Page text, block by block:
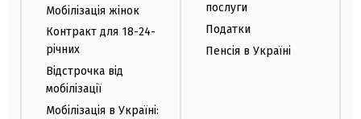
Мобілізація жінок
Контракт для 18-24-
річних
Відстрочка від
мобілізації
Мобілізація в Україні:
послуги
Податки
Пенсія в Україні